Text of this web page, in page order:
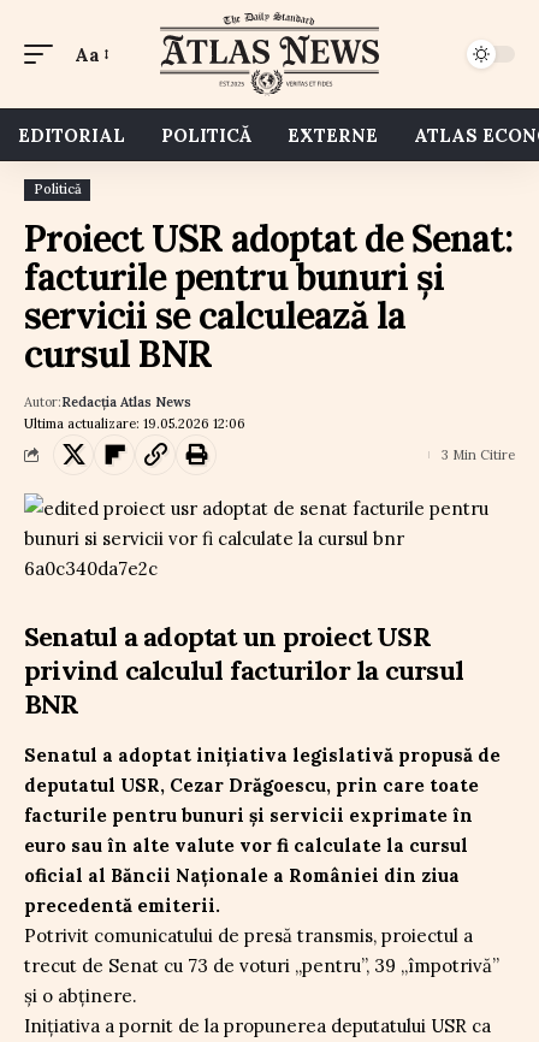
Aa
EDITORIAL POLITICĂ EXTERNE ATLAS
Politică
Proiect USR adoptat de Senat:
facturile pentru bunuri și
servicii se calculează la
cursul BNR
Ultima actualizare: 19.05.2026 12:06
Autor:Redacția Atlas News
3 Min Citire
Senatul a adoptat un proiect USR
privind calculul facturilor la cursul
BNR
Senatul a adoptat inițiativa legislativă propusă de
deputatul USR, Cezar Drăgoescu, prin care toate
facturile pentru bunuri și servicii exprimate în
euro sau în alte valute vor fi calculate la cursul
oficial al Băncii Naționale a României din ziua
precedentă emiterii.
Potrivit comunicatului de presă transmis, proiectul a
trecut de Senat cu 73 de voturi „pentru”, 39 „împotrivă”
și o abținere.
Inițiativa a pornit de la propunerea deputatului USR ca